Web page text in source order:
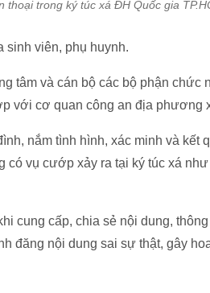
thoại trong ký túc xá ĐH Quốc gia
sinh viên, phụ huynh.
tâm và cán bộ các bộ phận chức
với cơ quan công an địa phương
nắm tình hình, xác minh và kết
có vụ cướp xảy ra tại ký túc xá
cung cấp, chia sẻ nội dung,
đăng nội dung sai sự thật, gây